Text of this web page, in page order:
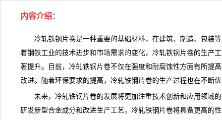
内容介绍：
冷轧铁钢片卷是一种重要的基础材料，在建筑、制造、包装等
着钢铁工业的技术进步和市场需求的变化，冷轧铁钢片卷的生产
著提升。目前，冷轧铁钢片卷不仅在强度和耐腐蚀性方面有所提
改进。随着环保要求的提高， 冷轧铁钢片卷的生产过程也在不断
未来，冷轧铁钢片卷的发展将更加注重技术创新和应用领域
研发新型合金成分和改进生产工艺，冷轧铁钢片卷将具备更高的